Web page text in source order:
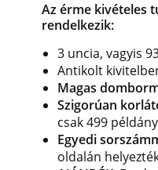
Az érme kivételes
rendelkezik:
3 uncia, vagyis
Antikolt
Magas
Szigorúan
csak 499
Egyedi
oldalán